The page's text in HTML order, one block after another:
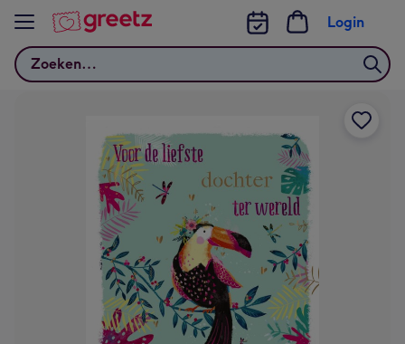
Bekijk meer
Zoeken
Login